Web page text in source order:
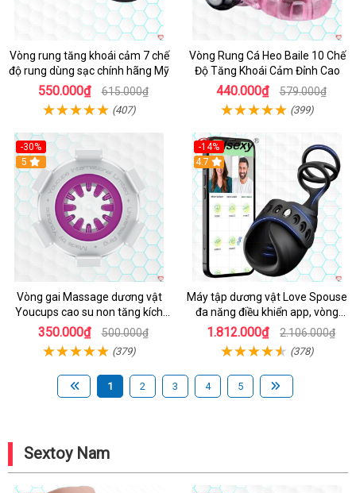
Vòng rung tăng khoái cảm 7 chế
độ rung dùng sạc chính hãng Mỹ
550.000₫ 615.000₫
(407)
Vòng Rung Cá Heo Baile 10 Chế
Độ Tăng Khoái Cảm Đỉnh Cao
440.000₫ 579.000₫
(399)
-30%
5
Vòng gai Massage dương vật
Youcups cao su non tăng kích
thước
350.000₫ 500.000₫
(379)
-14%
4.7
Máy tập dương vật Love Spouse
đa năng điều khiển app, vòng
đeo siêu tiện
1.812.000₫ 2.106.000₫
(378)
1 2 3 4 5
Sextoy Nam